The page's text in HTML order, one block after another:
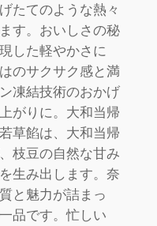
たてのような熱々
す。おいしさの秘
した軽やかさに
のサクサク感と満
凍結技術のおかげ
がりに。大和当帰
草餡は、大和当帰
枝豆の自然な甘み
生み出します。奈
と魅力が詰まっ
品です。忙しい